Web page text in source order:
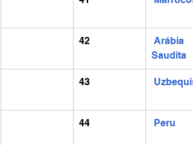
42
Arábia
Saudita
43
44 Peru